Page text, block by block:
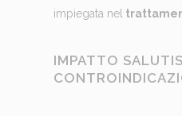
impiegata nel
IMPATTO